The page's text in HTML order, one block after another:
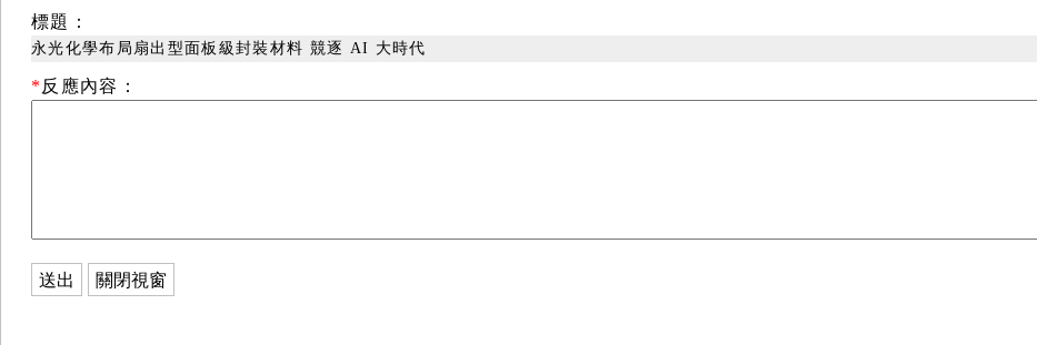
標題：
永光化學布局扇出型面板級封裝材料 競逐 AI 大時代
* 反應內容：